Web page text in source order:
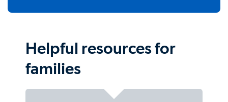
Helpful resources for
families